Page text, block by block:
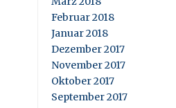
Februar 2018
Januar 2018
Dezember 2017
November 2017
Oktober 2017
September 2017